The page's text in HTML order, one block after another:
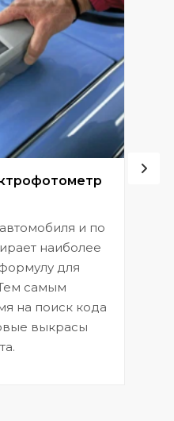
и по
наиболее
для
самым
на поиск кода
выкрасы